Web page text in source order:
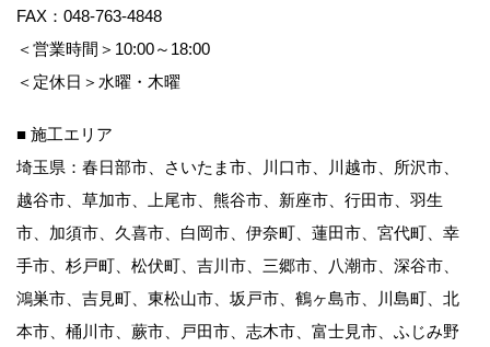
FAX：048-763-4848
＜営業時間＞10:00～18:00
＜定休日＞水曜・木曜
■ 施工エリア
埼玉県：春日部市、さいたま市、川口市、川越市、所沢市、
越谷市、草加市、上尾市、熊谷市、新座市、行田市、羽生
市、加須市、久喜市、白岡市、伊奈町、蓮田市、宮代町、幸
手市、杉戸町、松伏町、吉川市、三郷市、八潮市、深谷市、
鴻巣市、吉見町、東松山市、坂戸市、鶴ヶ島市、川島町、北
本市、桶川市、蕨市、戸田市、志木市、富士見市、ふじみ野